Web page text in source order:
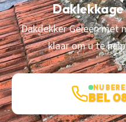
Daklekkage
Dakdekker Geleen met
klaar om u te
NU
BEL